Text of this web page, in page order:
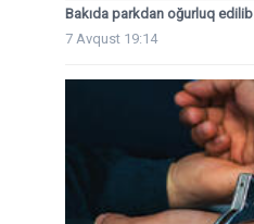
Bakıda parkdan oğurluq edilib
7 Avqust 19:14